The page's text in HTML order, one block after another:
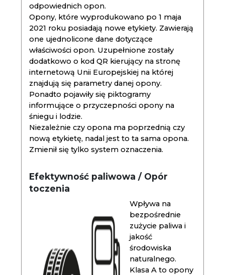
odpowiednich opon.
Opony, które wyprodukowano po 1 maja
2021 roku posiadają nowe etykiety. Zawierają
one ujednolicone dane dotyczące
właściwości opon. Uzupełnione zostały
dodatkowo o kod QR kierujący na stronę
internetową Unii Europejskiej na której
znajdują się parametry danej opony.
Ponadto pojawiły się piktogramy
informujące o przyczepności opony na
śniegu i lodzie.
Niezależnie czy opona ma poprzednią czy
nową etykietę, nadal jest to ta sama opona.
Zmienił się tylko system oznaczenia.
Efektywność paliwowa / Opór
toczenia
Wpływa na
bezpośrednie
zużycie paliwa i
jakość
środowiska
naturalnego.
Klasa A to opony